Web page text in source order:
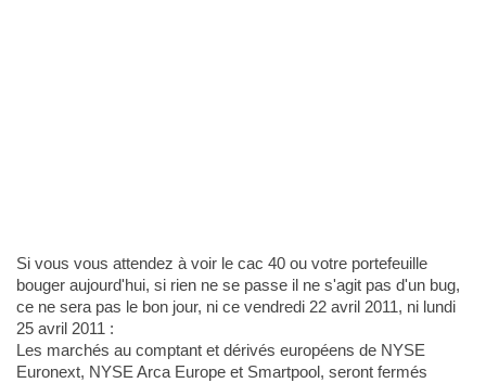
Si vous vous attendez à voir le cac 40 ou votre portefeuille
bouger aujourd'hui, si rien ne se passe il ne s'agit pas d'un bug,
ce ne sera pas le bon jour, ni ce vendredi 22 avril 2011, ni lundi
25 avril 2011 :
Les marchés au comptant et dérivés européens de NYSE
Euronext, NYSE Arca Europe et Smartpool, seront fermés